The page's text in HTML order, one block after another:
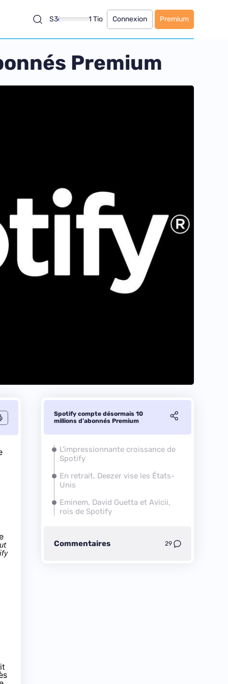
S3 1 Tio Connexion Premium
Premium
Spotify compte désormais 10
millions d’abonnés Premium
L'impressionnante croissance de
Spotify
En retrait, Deezer vise les États-
Unis
Eminem, David Guetta et Avicii,
rois de Spotify
Commentaires 29